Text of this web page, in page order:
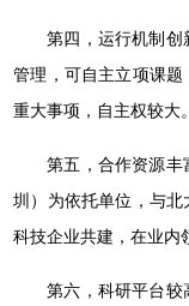
第四，运行机制创
管理，可自主立项课
重大事项，自主权较大。
第五，合作资源丰
圳）为依托单位，与
科技企业共建，在业内
第六，科研平台较